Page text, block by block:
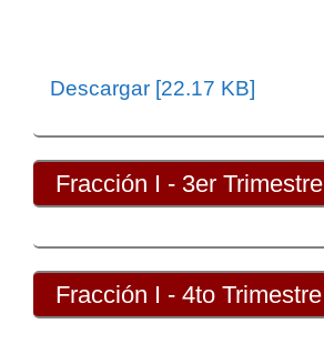
Descargar [22.17 KB]
Fracción I - 3er Trimestre
Fracción I - 4to Trimestre